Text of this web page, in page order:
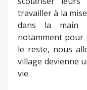
travailler à la
dans la main
notamment pour
le reste, nous
village devienne
vie.